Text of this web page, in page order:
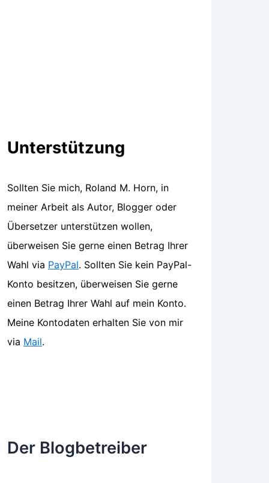
Unterstützung
Sollten Sie mich, Roland M. Horn, in
meiner Arbeit als Autor, Blogger oder
Übersetzer unterstützen wollen,
überweisen Sie gerne einen Betrag Ihrer
Wahl via PayPal. Sollten Sie kein PayPal-
Konto besitzen, überweisen Sie gerne
einen Betrag Ihrer Wahl auf mein Konto.
Meine Kontodaten erhalten Sie von mir
via Mail.
Der Blogbetreiber